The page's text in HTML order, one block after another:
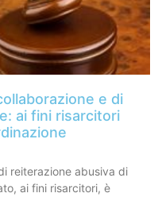
e di
ai fini risarcitori
reiterazione abusiva di
ai fini risarcitori, è